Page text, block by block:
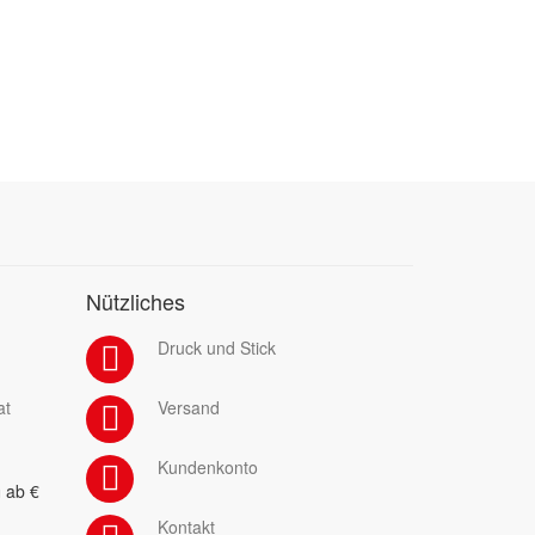
ab €
Nützliches
Druck und Stick
Versand
Kundenkonto
Kontakt